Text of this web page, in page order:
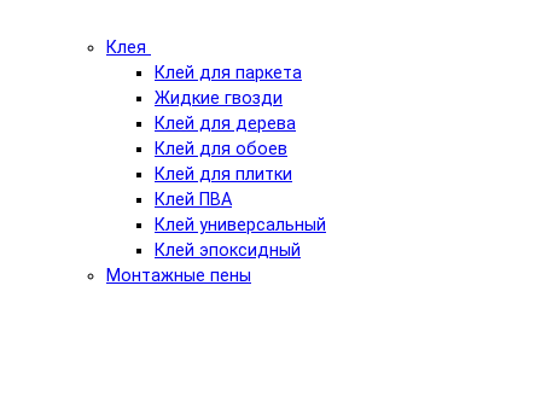
Клея
Клей для паркета
Жидкие гвозди
Клей для дерева
Клей для обоев
Клей для плитки
Клей ПВА
Клей универсальный
Клей эпоксидный
Монтажные пены